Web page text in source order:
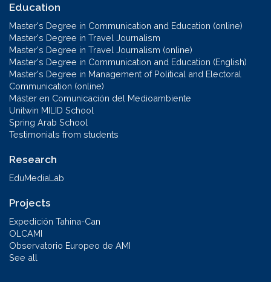
Education
Master's Degree in Communication and Education (online)
Master's Degree in Travel Journalism
Master's Degree in Travel Journalism (online)
Master's Degree in Communication and Education (English)
Master's Degree in Management of Political and Electoral
Communication (online)
Máster en Comunicación del Medioambiente
Unitwin MILID School
Spring Arab School
Testimonials from students
Research
EduMediaLab
Projects
Expedición Tahina-Can
OLCAMI
Observatorio Europeo de AMI
See all